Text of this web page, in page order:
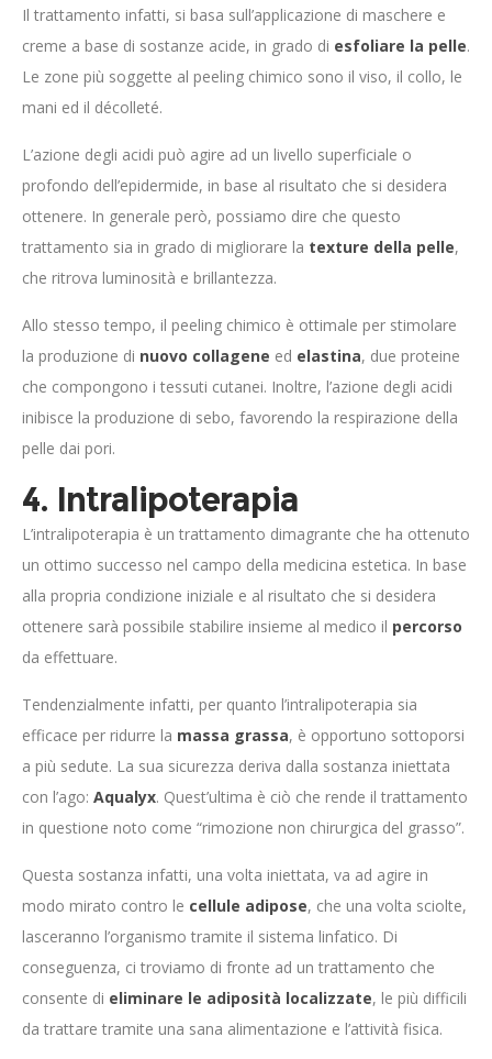
Il trattamento infatti, si basa sull’applicazione di maschere e
creme a base di sostanze acide, in grado di esfoliare la pelle.
Le zone più soggette al peeling chimico sono il viso, il collo, le
mani ed il décolleté.
L’azione degli acidi può agire ad un livello superficiale o
profondo dell’epidermide, in base al risultato che si desidera
ottenere. In generale però, possiamo dire che questo
trattamento sia in grado di migliorare la texture della pelle,
che ritrova luminosità e brillantezza.
Allo stesso tempo, il peeling chimico è ottimale per stimolare
la produzione di nuovo collagene ed elastina, due proteine
che compongono i tessuti cutanei. Inoltre, l’azione degli acidi
inibisce la produzione di sebo, favorendo la respirazione della
pelle dai pori.
4. Intralipoterapia
L’intralipoterapia è un trattamento dimagrante che ha ottenuto
un ottimo successo nel campo della medicina estetica. In base
alla propria condizione iniziale e al risultato che si desidera
ottenere sarà possibile stabilire insieme al medico il percorso
da effettuare.
Tendenzialmente infatti, per quanto l’intralipoterapia sia
efficace per ridurre la massa grassa, è opportuno sottoporsi
a più sedute. La sua sicurezza deriva dalla sostanza iniettata
con l’ago: Aqualyx. Quest’ultima è ciò che rende il trattamento
in questione noto come “rimozione non chirurgica del grasso”.
Questa sostanza infatti, una volta iniettata, va ad agire in
modo mirato contro le cellule adipose, che una volta sciolte,
lasceranno l’organismo tramite il sistema linfatico. Di
conseguenza, ci troviamo di fronte ad un trattamento che
consente di eliminare le adiposità localizzate, le più difficili
da trattare tramite una sana alimentazione e l’attività fisica.